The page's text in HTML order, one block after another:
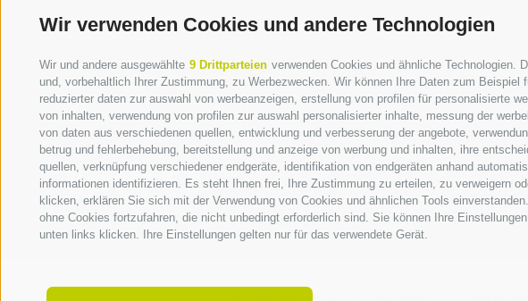
Wir verwenden Cookies und andere Technologien
Wir und andere ausgewählte 9 Drittparteien verwenden Cookies und ähnliche Technologien.
und, vorbehaltlich Ihrer Zustimmung, zu Werbezwecken. Wir können Ihre Daten zum
reduzierter daten zur auswahl von werbeanzeigen, erstellung von profilen für personalisierte
von inhalten, verwendung von profilen zur auswahl personalisierter inhalte, messung der
von daten aus verschiedenen quellen, entwicklung und verbesserung der angebote,
betrug und fehlerbehebung, bereitstellung und anzeige von werbung und inhalten, ihre
quellen, verknüpfung verschiedener endgeräte, identifikation von endgeräten anhand
informationen identifizieren. Es steht Ihnen frei, Ihre Zustimmung zu erteilen, zu verweigern
klicken, erklären Sie sich mit der Verwendung von Cookies und ähnlichen Tools
ohne Cookies fortzufahren, die nicht unbedingt erforderlich sind. Sie können Ihre
unten links klicken. Ihre Einstellungen gelten nur für das verwendete Gerät.
info[at]idm-suedtirol.com
idm[at]pec.idm-suedtirol.com
SCHREIBEN SIE UNS!
HIER FINDEN SIE UNS